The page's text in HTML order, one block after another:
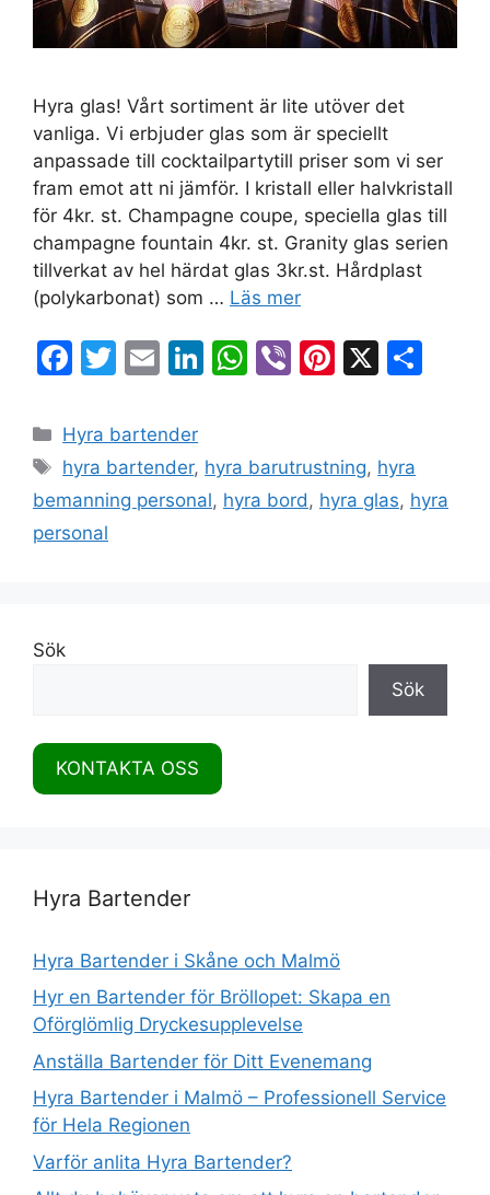
Hyra glas! Vårt sortiment är lite utöver det
vanliga. Vi erbjuder glas som är speciellt
anpassade till cocktailpartytill priser som vi ser
fram emot att ni jämför. I kristall eller halvkristall
för 4kr. st. Champagne coupe, speciella glas till
champagne fountain 4kr. st. Granity glas serien
tillverkat av hel härdat glas 3kr.st. Hårdplast
(polykarbonat) som … Läs mer
F
c
e
b
o
T
itt
er
E
ai
l
Li
e
dI
W
s
A
Vi Pi
e
st
X
Hyra bartender
hyra bartender, hyra barutrustning, hyra
bemanning personal, hyra bord , hyra glas, hyra
personal
Sök
Sök
KONTAKTA OSS
Hyra Bartender
Hyra Bartender i Skåne och Malmö
Hyr en Bartender för Bröllopet: Skapa en
Oförglömlig Dryckesupplevelse
Anställa Bartender för Ditt Evenemang
Hyra Bartender i Malmö – Professionell Service
för Hela Regionen
Varför anlita Hyra Bartender?